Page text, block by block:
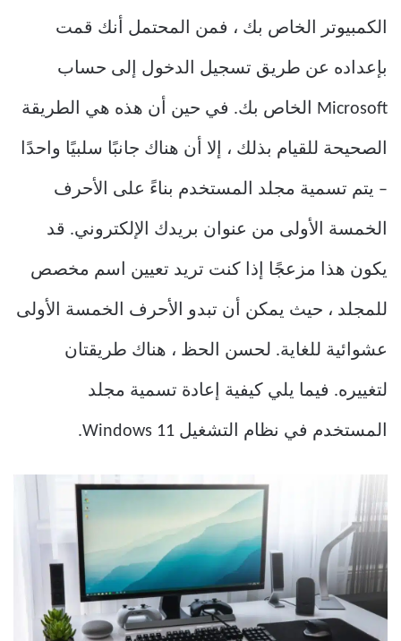
الكمبيوتر الخاص بك ، فمن المحتمل أنك قمت
بإعداده عن طريق تسجيل الدخول إلى حساب
Microsoft الخاص بك. في حين أن هذه هي الطريقة
الصحيحة للقيام بذلك ، إلا أن هناك جانبًا سلبيًا واحدًا
– يتم تسمية مجلد المستخدم بناءً على الأحرف
الخمسة الأولى من عنوان بريدك الإلكتروني. قد
يكون هذا مزعجًا إذا كنت تريد تعيين اسم مخصص
للمجلد ، حيث يمكن أن تبدو الأحرف الخمسة الأولى
عشوائية للغاية. لحسن الحظ ، هناك طريقتان
لتغييره. فيما يلي كيفية إعادة تسمية مجلد
المستخدم في نظام التشغيل Windows 11.